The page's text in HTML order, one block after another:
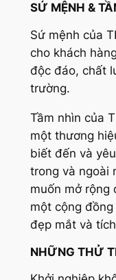
SỨ MỆNH &
Sứ mệnh của
cho khách
độc đáo, chất
trường.
Tầm nhìn của
một thương
biết đến và
trong và ngoài
muốn mở rộng
một cộng
đẹp mắt và
NHỮNG THỬ